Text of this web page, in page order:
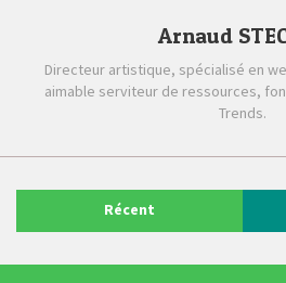
Arnaud
Directeur artistique, spécialisé en
aimable serviteur de ressources,
Trends.
Récent